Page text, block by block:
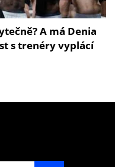
A má Denia
s trenéry vyplácí